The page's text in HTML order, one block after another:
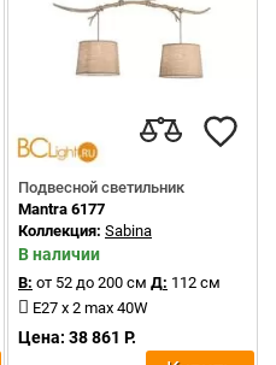
Подвесной светильник
Mantra 6177
Коллекция: Sabina
В наличии
В: от 52 до 200 см Д: 112 см
E27 x 2 max 40W
Цена: 38 861 Р.